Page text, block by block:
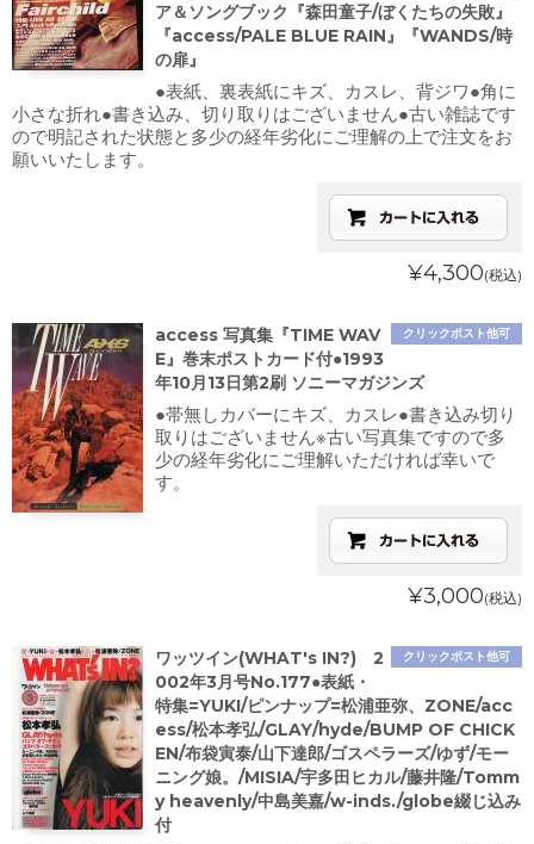
ア＆ソングブック『森田童子/ぼくたちの失敗』
『access/PALE BLUE RAIN』『WANDS/時
の扉』
●表紙、裏表紙にキズ、カスレ、背ジワ●角に
小さな折れ●書き込み、切り取りはございません●古い雑誌です
ので明記された状態と多少の経年劣化にご理解の上で注文をお
願いいたします。
¥4,300(税込)
クリックポスト他可
access 写真集『TIME WAV
E』巻末ポストカード付●1993
年10月13日第2刷 ソニーマガジンズ
●帯無しカバーにキズ、カスレ●書き込み切り
取りはございません※古い写真集ですので多
少の経年劣化にご理解いただければ幸いで
す。
¥3,000(税込)
クリックポスト他可
ワッツイン(WHAT's IN?) 2
002年3月号No.177●表紙・
特集=YUKI/ピンナップ=松浦亜弥、ZONE/acc
ess/松本孝弘/GLAY/hyde/BUMP OF CHICK
EN/布袋寅泰/山下達郎/ゴスペラーズ/ゆず/モー
ニング娘。/MISIA/宇多田ヒカル/藤井隆/Tomm
y heavenly/中島美嘉/w-inds./globe綴じ込み
付